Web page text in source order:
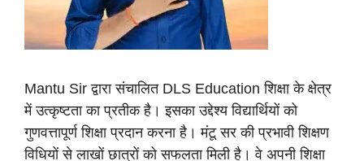
Mantu Sir द्वारा संचालित DLS Education शिक्षा के क्षेत्र
में उत्कृष्टता का प्रतीक है। इसका उद्देश्य विद्यार्थियों को
गुणवत्तापूर्ण शिक्षा प्रदान करना है। मंटू सर की प्रभावी शिक्षण
विधियों से लाखों छात्रों को सफलता मिली है। वे अपनी शिक्षा